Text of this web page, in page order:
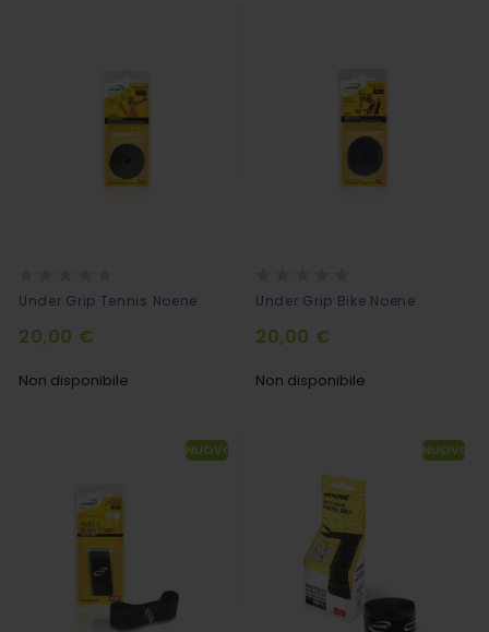
Under Grip Tennis Noene
20,00 €
Non disponibile
Under Grip Bike Noene
20,00 €
Non disponibile
NUOVO NUOVO